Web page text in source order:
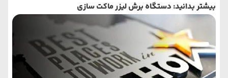
بیشتر بدانید: دستگاه برش لیزر ماکت‌ سازی